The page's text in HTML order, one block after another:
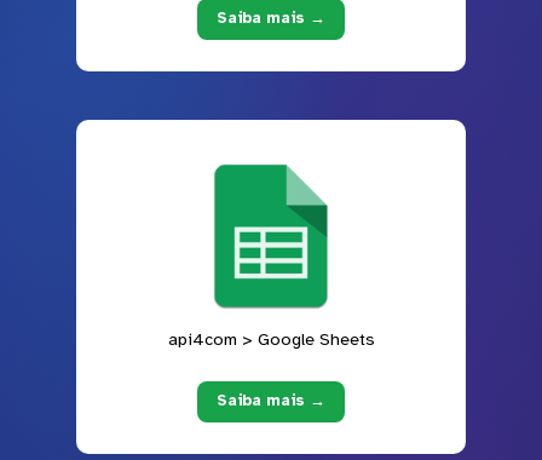
Saiba mais →
api4com > Google Sheets
Saiba mais →